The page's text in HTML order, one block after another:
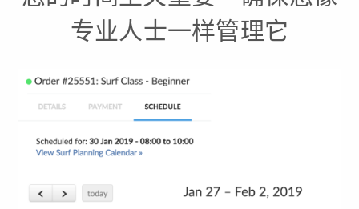
专业人士一样管理它